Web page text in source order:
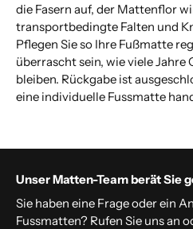
die Fasern auf, der Mattenflor
transportbedingte Falten und
Pflegen Sie so Ihre Fußmatte
überrascht sein, wie viele
bleiben. Rückgabe ist
eine individuelle Fussmatte
Unser Matten-Team berät Sie
Sie haben eine Frage oder ein
Fussmatten? Rufen Sie uns an